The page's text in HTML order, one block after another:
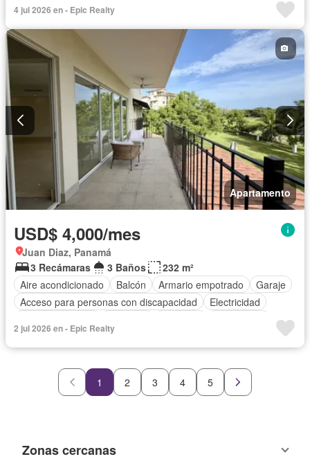
4 jul 2026 en - Epic Realty
Apartamento
USD$ 4,000/mes
Juan Diaz, Panamá
3 Recámaras
3 Baños
232 m²
Aire acondicionado
Balcón Armario empotrado
Garaje
Acceso para personas con discapacidad
Electricidad
Vista panorámica
Seguridad
Piscina
Agua
2 jul 2026 en - Epic Realty
1 2 3 4 5
Zonas cercanas